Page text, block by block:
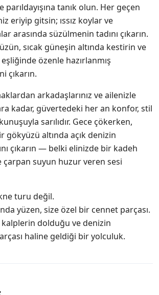
tanık olun. Her geçen
eriyip gitsin; ıssız koylar ve
arasında süzülmenin tadını çıkarın.
sıcak güneşin altında kestirin ve
özenle hazırlanmış
çıkarın.
arkadaşlarınız ve ailenizle
kadar, güvertedeki her an konfor, stil
sarılıdır. Gece çökerken,
gökyüzü altında açık denizin
çıkarın — belki elinizde bir kadeh
çarpan suyun huzur veren sesi
turu değil.
yüzen, size özel bir cennet parçası.
kalplerin dolduğu ve denizin
haline geldiği bir yolculuk.